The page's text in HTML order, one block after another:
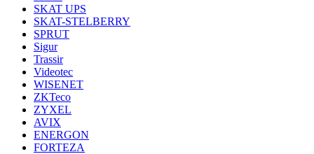
SKAT UPS
SKAT-STELBERRY
SPRUT
Sigur
Trassir
Videotec
WISENET
ZKTeco
ZYXEL
AVIX
ENERGON
FORTEZA